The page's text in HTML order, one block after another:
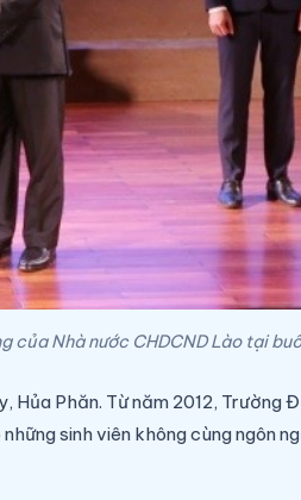
của Nhà nước CHDCND Lào tại
, Hủa Phăn. Từ năm 2012, Trường
sinh viên không cùng ngôn